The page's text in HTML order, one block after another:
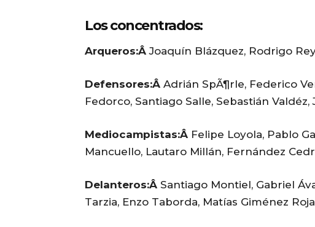
Los concentrados:
Arqueros:ÂJoaquín Blázquez, Rodrigo
Defensores:Â Adrián SpÃ¶rle, Federico
Fedorco, Santiago Salle, Sebastián
Mediocampistas:Â Felipe Loyola, Pablo
Mancuello, Lautaro Millán, Fernández
Delanteros:Â Santiago Montiel, Gabriel
Tarzia, Enzo Taborda, Matías Giménez